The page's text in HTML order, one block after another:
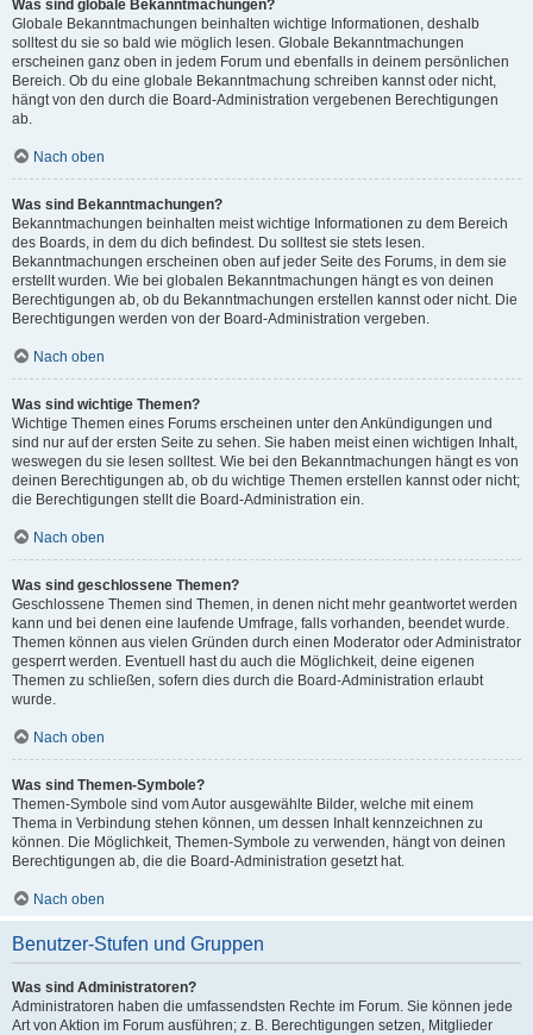
Was sind globale Bekanntmachungen?
Globale Bekanntmachungen beinhalten wichtige Informationen, deshalb
solltest du sie so bald wie möglich lesen. Globale Bekanntmachungen
erscheinen ganz oben in jedem Forum und ebenfalls in deinem persönlichen
Bereich. Ob du eine globale Bekanntmachung schreiben kannst oder nicht,
hängt von den durch die Board-Administration vergebenen Berechtigungen
ab.
Nach oben
Was sind Bekanntmachungen?
Bekanntmachungen beinhalten meist wichtige Informationen zu dem Bereich
des Boards, in dem du dich befindest. Du solltest sie stets lesen.
Bekanntmachungen erscheinen oben auf jeder Seite des Forums, in dem sie
erstellt wurden. Wie bei globalen Bekanntmachungen hängt es von deinen
Berechtigungen ab, ob du Bekanntmachungen erstellen kannst oder nicht. Die
Berechtigungen werden von der Board-Administration vergeben.
Nach oben
Was sind wichtige Themen?
Wichtige Themen eines Forums erscheinen unter den Ankündigungen und
sind nur auf der ersten Seite zu sehen. Sie haben meist einen wichtigen Inhalt,
weswegen du sie lesen solltest. Wie bei den Bekanntmachungen hängt es von
deinen Berechtigungen ab, ob du wichtige Themen erstellen kannst oder nicht;
die Berechtigungen stellt die Board-Administration ein.
Nach oben
Was sind geschlossene Themen?
Geschlossene Themen sind Themen, in denen nicht mehr geantwortet werden
kann und bei denen eine laufende Umfrage, falls vorhanden, beendet wurde.
Themen können aus vielen Gründen durch einen Moderator oder Administrator
gesperrt werden. Eventuell hast du auch die Möglichkeit, deine eigenen
Themen zu schließen, sofern dies durch die Board-Administration erlaubt
wurde.
Nach oben
Was sind Themen-Symbole?
Themen-Symbole sind vom Autor ausgewählte Bilder, welche mit einem
Thema in Verbindung stehen können, um dessen Inhalt kennzeichnen zu
können. Die Möglichkeit, Themen-Symbole zu verwenden, hängt von deinen
Berechtigungen ab, die die Board-Administration gesetzt hat.
Nach oben
Benutzer-Stufen und Gruppen
Was sind Administratoren?
Administratoren haben die umfassendsten Rechte im Forum. Sie können jede
Art von Aktion im Forum ausführen; z. B. Berechtigungen setzen, Mitglieder